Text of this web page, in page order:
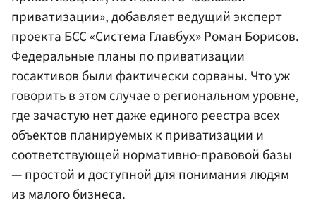
приватизации», добавляет ведущий эксперт
проекта БСС «Система Главбух»Роман Борисов.
Федеральные планы по приватизации
госактивов были фактически сорваны. Что уж
говорить в этом случае о региональном уровне,
где зачастую нет даже единого реестра всех
объектов планируемых к приватизации и
соответствующей нормативно-правовой базы
— простой и доступной для понимания людям
из малого бизнеса.